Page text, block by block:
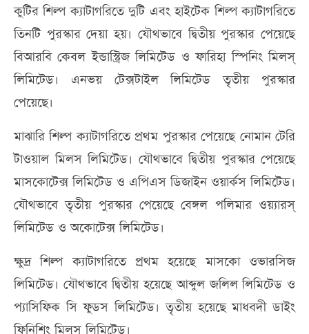
কুটির শিল্প ক্যাটাগরিতে দুটি এবং হাইটেক শিল্প ক্যাটাগরিতে
তিনটি পুরস্কার দেয়া হয়। যৌথভাবে দ্বিতীয় পুরস্কার পেয়েছে
বিআরবি কেবল ইন্ডাস্ট্রিজ লিমিটেড ও ফারিহা স্পিনিং মিলস্
লিমিটেড। এনভয় টেক্সটাইল লিমিটেড তৃতীয় পুরস্কার
পেয়েছে।
মাঝারি শিল্প ক্যাটাগরিতে প্রথম পুরস্কার পেয়েছে নোমান টেরি
টাওয়াল মিলস লিমিটেড। যৌথভাবে দ্বিতীয় পুরস্কার পেয়েছে
মাসকোটেক্স লিমিটেড ও এপিএস ডিজাইন ওয়ার্কস লিমিটেড।
যৌথভাবে তৃতীয় পুরস্কার পেয়েছে বেঙ্গল পলিমার ওয়্যারস্
লিমিটেড ও অকোটেক্স লিমিটেড।
ক্ষুদ্র শিল্প ক্যাটাগরিতে প্রথম হয়েছে মাসকো ওভারসিজ
লিমিটেড। যৌথভাবে দ্বিতীয় হয়েছে আব্দুল জলিল লিমিটেড ও
প্যাসিফিক সি ফুডস লিমিটেড। তৃতীয় হয়েছে মাধবদী ডাইং
ফিনিশিং মিলস্ লিমিটেড।